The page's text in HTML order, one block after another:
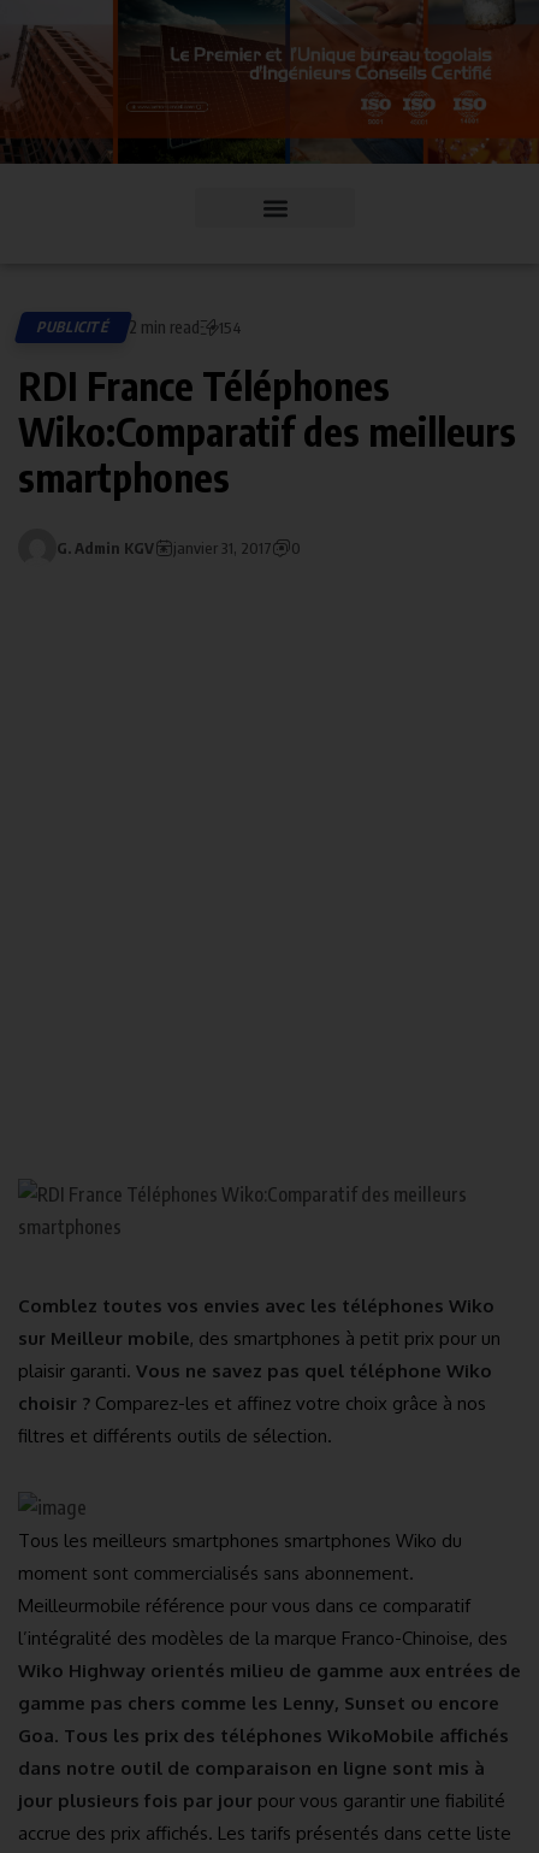
PUBLICITÉ 2 min read 154
RDI France Téléphones
Wiko:Comparatif des meilleurs
smartphones
G. Admin KGV janvier 31, 2017 0
Comblez toutes vos envies avec les téléphones Wiko
sur Meilleur mobile, des smartphones à petit prix pour un
plaisir garanti. Vous ne savez pas quel téléphone Wiko
choisir ? Comparez-les et affinez votre choix grâce à nos
filtres et différents outils de sélection.
Tous les meilleurs smartphones smartphones Wiko du
moment sont commercialisés sans abonnement.
Meilleurmobile référence pour vous dans ce comparatif
l’intégralité des modèles de la marque Franco-Chinoise, des
Wiko Highway orientés milieu de gamme aux entrées de
gamme pas chers comme les Lenny, Sunset ou encore
Goa. Tous les prix des téléphones WikoMobile affichés
dans notre outil de comparaison en ligne sont mis à
jour plusieurs fois par jour pour vous garantir une fiabilité
accrue des prix affichés. Les tarifs présentés dans cette liste